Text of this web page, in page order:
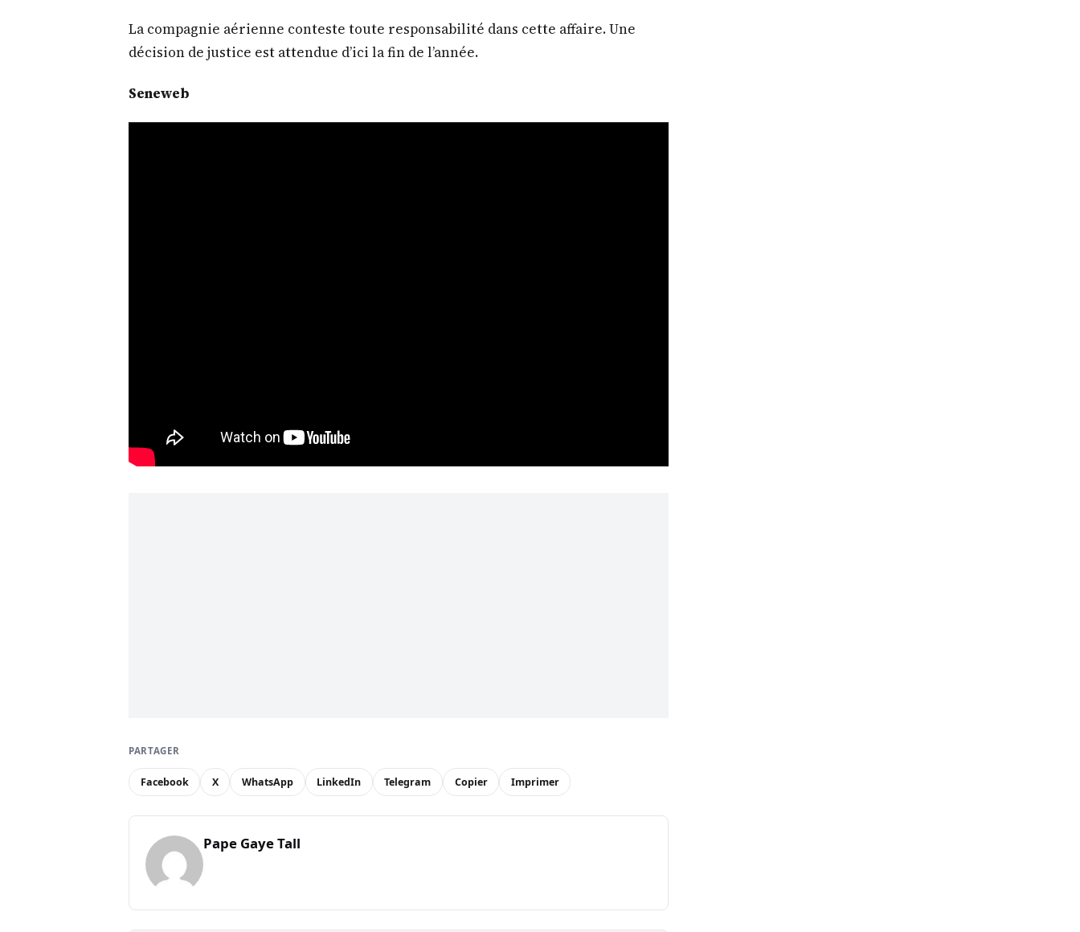
La compagnie aérienne conteste toute responsabilité dans cette affaire. Une
décision de justice est attendue d’ici la fin de l’année.
Seneweb
PARTAGER
Facebook X WhatsApp LinkedIn Telegram Copier Imprimer
Pape Gaye Tall